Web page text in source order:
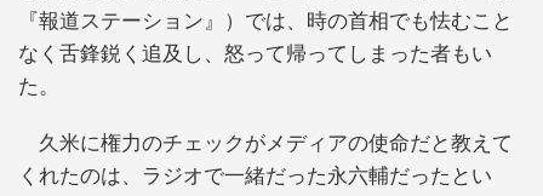
『報道ステーション』）では、時の首相でも怯むこと
なく舌鋒鋭く追及し、怒って帰ってしまった者もい
た。
久米に権力のチェックがメディアの使命だと教えて
くれたのは、ラジオで一緒だった永六輔だったとい